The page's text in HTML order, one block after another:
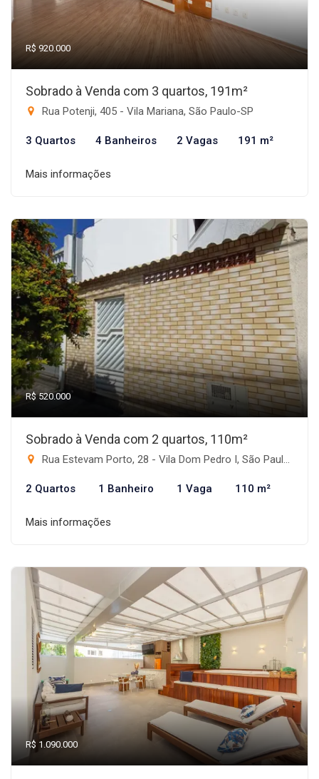
R$ 920.000
Sobrado à Venda com 3 quartos, 191m²
Rua Potenji, 405 - Vila Mariana, São Paulo-SP
3 Quartos 4 Banheiros 2 Vagas 191 m²
Mais informações
R$ 520.000
Sobrado à Venda com 2 quartos, 110m²
Rua Estevam Porto, 28 - Vila Dom Pedro I, São Paulo-SP
2 Quartos 1 Banheiro 1 Vaga 110 m²
Mais informações
R$ 1.090.000